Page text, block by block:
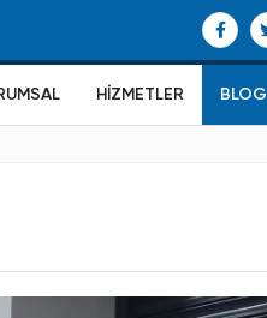
HIZMETLER BLOG